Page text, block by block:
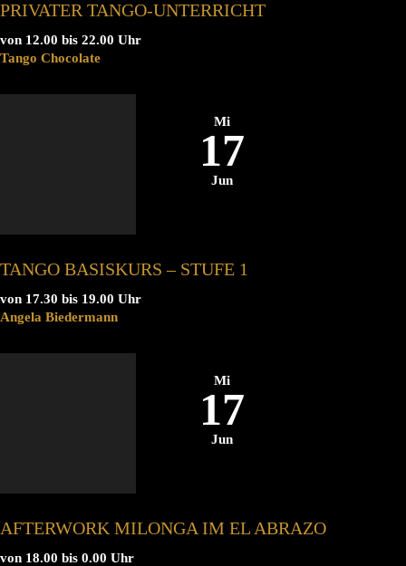
PRIVATER TANGO-UNTERRICHT
von 12.00 bis 22.00 Uhr
Tango Chocolate
Mi
17
Jun
TANGO BASISKURS – STUFE 1
von 17.30 bis 19.00 Uhr
Angela Biedermann
Mi
17
Jun
AFTERWORK MILONGA IM EL ABRAZO
von 18.00 bis 0.00 Uhr